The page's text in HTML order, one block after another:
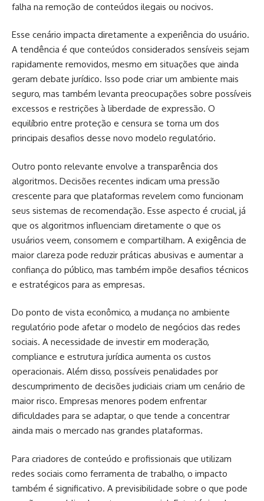
falha na remoção de conteúdos ilegais ou nocivos.
Esse cenário impacta diretamente a experiência do usuário.
A tendência é que conteúdos considerados sensíveis sejam
rapidamente removidos, mesmo em situações que ainda
geram debate jurídico. Isso pode criar um ambiente mais
seguro, mas também levanta preocupações sobre possíveis
excessos e restrições à liberdade de expressão. O
equilíbrio entre proteção e censura se torna um dos
principais desafios desse novo modelo regulatório.
Outro ponto relevante envolve a transparência dos
algoritmos. Decisões recentes indicam uma pressão
crescente para que plataformas revelem como funcionam
seus sistemas de recomendação. Esse aspecto é crucial, já
que os algoritmos influenciam diretamente o que os
usuários veem, consomem e compartilham. A exigência de
maior clareza pode reduzir práticas abusivas e aumentar a
confiança do público, mas também impõe desafios técnicos
e estratégicos para as empresas.
Do ponto de vista econômico, a mudança no ambiente
regulatório pode afetar o modelo de negócios das redes
sociais. A necessidade de investir em moderação,
compliance e estrutura jurídica aumenta os custos
operacionais. Além disso, possíveis penalidades por
descumprimento de decisões judiciais criam um cenário de
maior risco. Empresas menores podem enfrentar
dificuldades para se adaptar, o que tende a concentrar
ainda mais o mercado nas grandes plataformas.
Para criadores de conteúdo e profissionais que utilizam
redes sociais como ferramenta de trabalho, o impacto
também é significativo. A previsibilidade sobre o que pode